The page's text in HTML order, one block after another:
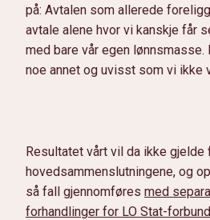
på: Avtalen som allerede
avtale alene hvor vi kanskje får
med bare vår egen
noe annet og uvisst som vi ikke
Resultatet vårt vil da ikke gjelde
hovedsammenslutningene, og
så fall gjennomføres med
forhandlinger for LO Stat-